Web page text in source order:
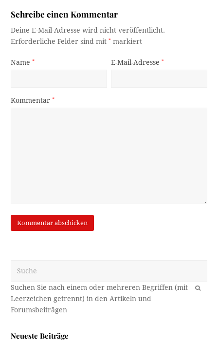
Schreibe einen Kommentar
Deine E-Mail-Adresse wird nicht veröffentlicht.
Erforderliche Felder sind mit* markiert
Name* E-Mail-Adresse*
Kommentar*
OK
Neueste Beiträge